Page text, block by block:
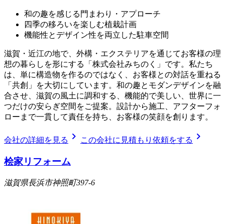
和の趣を感じる門まわり・アプローチ
四季の移ろいを楽しむ植栽計画
機能性とデザイン性を両立した駐車空間
滋賀・近江の地で、外構・エクステリアを通じてお客様の理
想の暮らしを形にする「株式会社みちのく」です。私たち
は、単に構造物を作るのではなく、お客様との対話を重ねる
「共創」を大切にしています。和の趣とモダンデザインを融
合させ、滋賀の風土に調和する、機能的で美しい、世界に一
つだけの安らぎ空間をご提案。設計から施工、アフターフォ
ローまで一貫して責任を持ち、お客様の笑顔を創ります。
会社の詳細を見る chevron_right この会社に見積もり依頼をする chevron_right
桧家リフォーム
滋賀県長浜市神照町397-6